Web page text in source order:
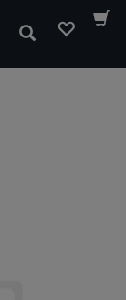
Zoeken